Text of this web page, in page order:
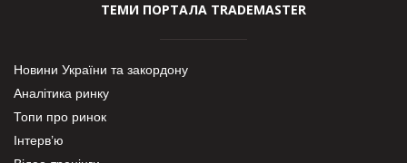
ТЕМИ ПОРТАЛА TRADEMASTER
Новини України та закордону
Аналітика ринку
Топи про ринок
Інтерв’ю